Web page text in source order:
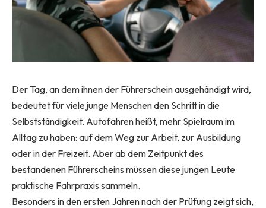
Der Tag, an dem ihnen der Führerschein ausgehändigt wird,
bedeutet für viele junge Menschen den Schritt in die
Selbstständigkeit. Autofahren heißt, mehr Spielraum im
Alltag zu haben: auf dem Weg zur Arbeit, zur Ausbildung
oder in der Freizeit. Aber ab dem Zeitpunkt des
bestandenen Führerscheins müssen diese jungen Leute
praktische Fahrpraxis sammeln.
Besonders in den ersten Jahren nach der Prüfung zeigt sich,